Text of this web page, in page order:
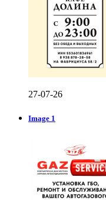
27-07-26
Image 1